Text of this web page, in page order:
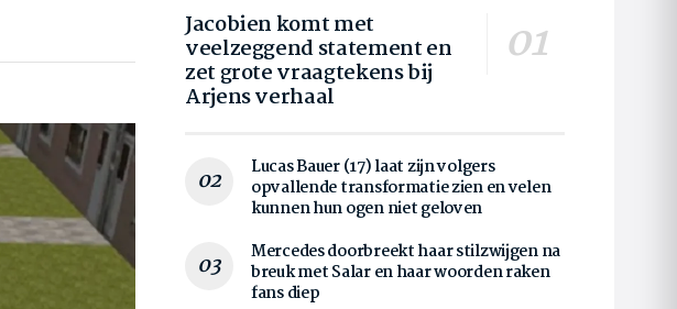
Jacobien komt met
veelzeggend statement en
zet grote vraagtekens bij
Arjens verhaal
Lucas Bauer (17) laat zijn volgers
opvallende transformatie zien en velen
kunnen hun ogen niet geloven
Mercedes doorbreekt haar stilzwijgen na
breuk met Salar en haar woorden raken
fans diep